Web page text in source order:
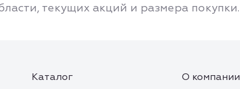
текущих акций и размера покупки.
Каталог О компании